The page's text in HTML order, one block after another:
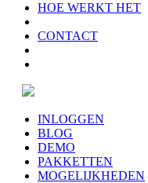
HOE WERKT HET
CONTACT
INLOGGEN
BLOG
DEMO
PAKKETTEN
MOGELIJKHEDEN